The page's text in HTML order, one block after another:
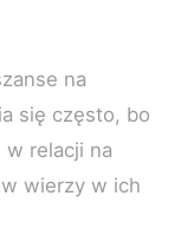
na
się często, bo
w relacji na
wierzy w ich